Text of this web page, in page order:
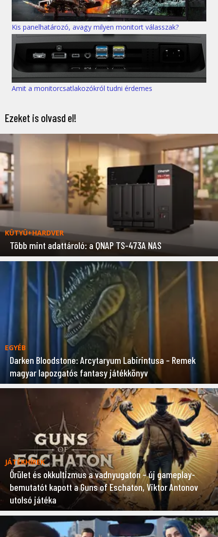
Kis panelhatározó, avagy milyen monitort válasszak?
Amit a monitorcsatlakozókról tudni érdemes
Ezeket is olvasd el!
KÜTYÜ+HARDVER
Több mint adattároló: a QNAP TS-473A NAS
EGYÉB
Darken Bloodstone: Arcytaryum Labirintusa – Remek
magyar lapozgatós fantasy játékkönyv
JÁTÉKHÍREK
Őrület és okkultizmus a vadnyugaton – új gameplay-
bemutatót kapott a Guns of Eschaton, Viktor Antonov
utolsó játéka